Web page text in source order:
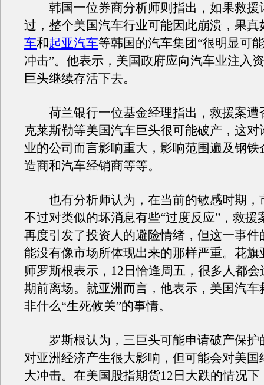
韩国一位券商分析师则指出，如果救援
过，整个美国汽车行业可能因此崩溃，果真
车和起亚汽车等韩国的汽车集团“很明显可
冲击”。他表示，美国政府应向汽车业注入
巨头继续存活下去。
荷兰银行一位基金经理指出，救援案遭
克莱斯勒等美国汽车巨头很可能破产，这对
业的公司而言影响重大，影响范围遍及钢铁
造商和汽车经销商等等。
也有分析师认为，在当前的敏感时期，
不过对类似的坏消息有些“过度反应”，救援
再度引发了投资人的避险情绪，但这一事件
能没有像市场所体现出来的那样严重。花旗
师罗斯根表示，12日恰逢周五，很多人都
期前离场。就亚洲而言，他表示，美国汽车
非什么“生死攸关”的事情。
罗斯根认为，三巨头可能申请破产保护
对亚洲经济产生很大影响，但可能会对美国
大冲击。在美国股指期货12日大跌的情况